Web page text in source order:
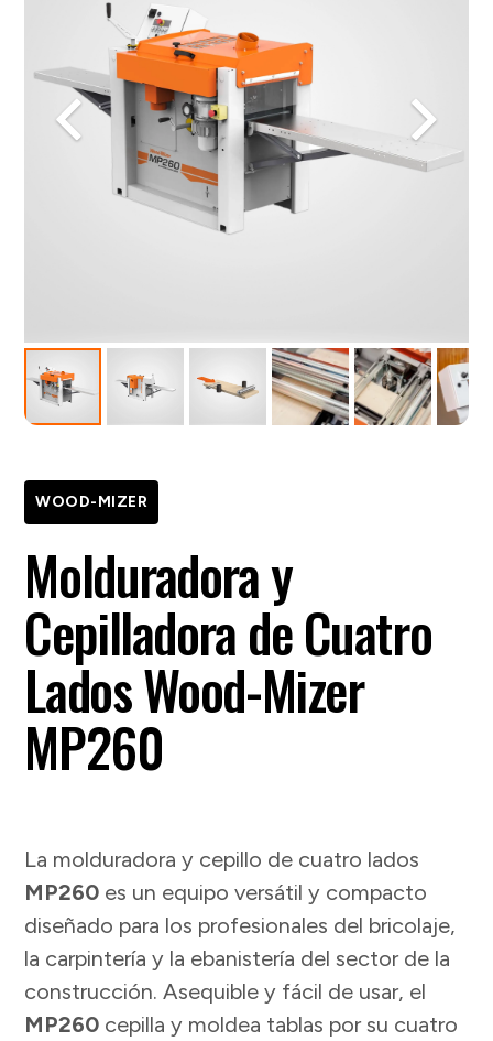
WOOD-MIZER
Molduradora y
Cepilladora de Cuatro
Lados Wood-Mizer
MP260
La molduradora y cepillo de cuatro lados
MP260 es un equipo versátil y compacto
diseñado para los profesionales del bricolaje,
la carpintería y la ebanistería del sector de la
construcción. Asequible y fácil de usar, el
MP260 cepilla y moldea tablas por su cuatro